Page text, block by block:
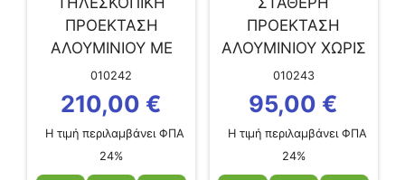
ΠΡΟΕΚΤΑΣΗ
ΑΛΟΥΜΙΝΙΟΥ ΜΕ
ΕΝΣΩΜΑΤΩΜΕΝΗ
ΧΕΙΡΟΛΑΒΗ
CAMPAGNOLA 1,50-
2,50m
010242
210,00 €
Η τιμή περιλαμβάνει ΦΠΑ
24%
ΠΡΟΕΚΤΑΣΗ
ΑΛΟΥΜΙΝΙΟΥ ΧΩΡΙΣ
ΧΕΙΡΟΛΑΒΗ
CAMPAGNOLA
2,00m
010243
95,00 €
Η τιμή περιλαμβάνει ΦΠΑ
24%